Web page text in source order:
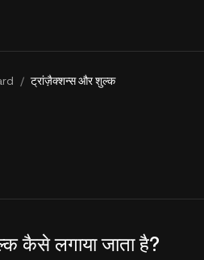
/ ट्रांज़ैक्शन्स और शुल्क
कैसे लगाया जाता है?